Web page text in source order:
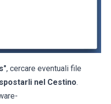
, cercare eventuali file
spostarli nel Cestino.